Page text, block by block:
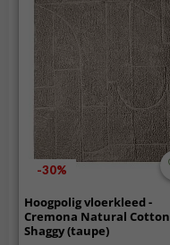
-30%
Hoogpolig vloerkleed -
Cremona Natural Cotton
Shaggy (taupe)